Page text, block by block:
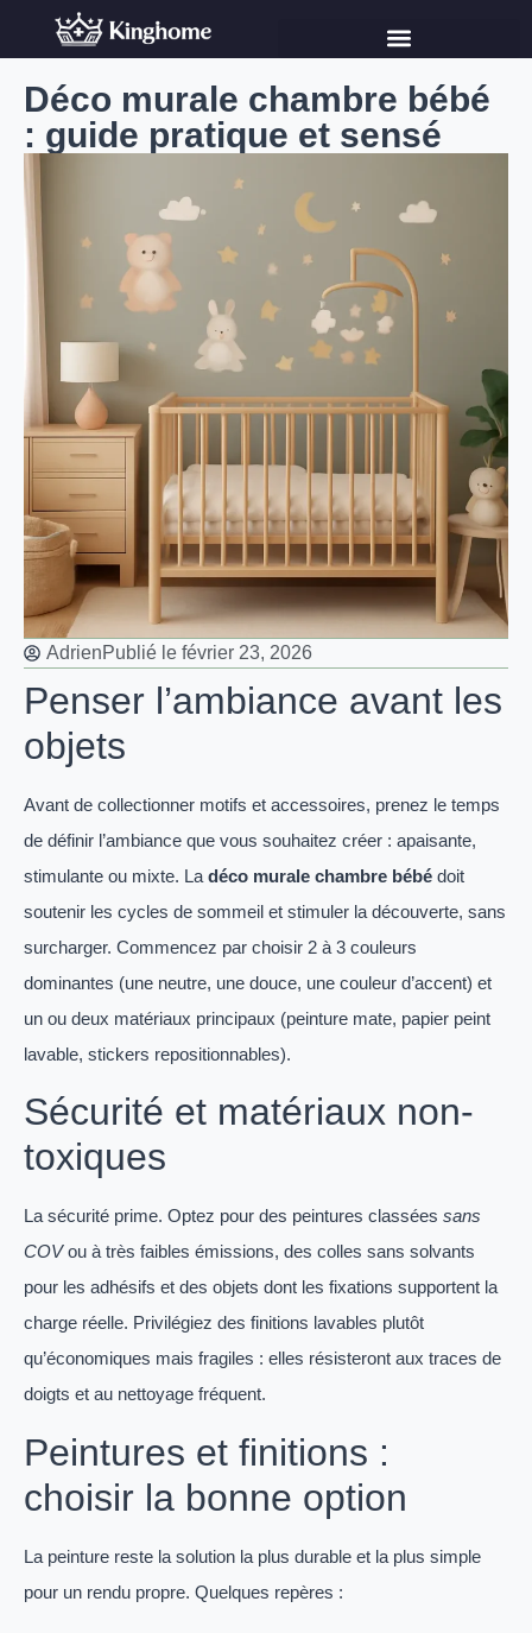
Déco murale chambre bébé
: guide pratique et sensé
AdrienPublié le février 23, 2026
Penser l’ambiance avant les
objets
Avant de collectionner motifs et accessoires, prenez le temps
de définir l’ambiance que vous souhaitez créer : apaisante,
stimulante ou mixte. La déco murale chambre bébé doit
soutenir les cycles de sommeil et stimuler la découverte, sans
surcharger. Commencez par choisir 2 à 3 couleurs
dominantes (une neutre, une douce, une couleur d’accent) et
un ou deux matériaux principaux (peinture mate, papier peint
lavable, stickers repositionnables).
Sécurité et matériaux non-
toxiques
La sécurité prime. Optez pour des peintures classées sans
COVou à très faibles émissions, des colles sans solvants
pour les adhésifs et des objets dont les fixations supportent la
charge réelle. Privilégiez des finitions lavables plutôt
qu’économiques mais fragiles : elles résisteront aux traces de
doigts et au nettoyage fréquent.
Peintures et finitions :
choisir la bonne option
La peinture reste la solution la plus durable et la plus simple
pour un rendu propre. Quelques repères :